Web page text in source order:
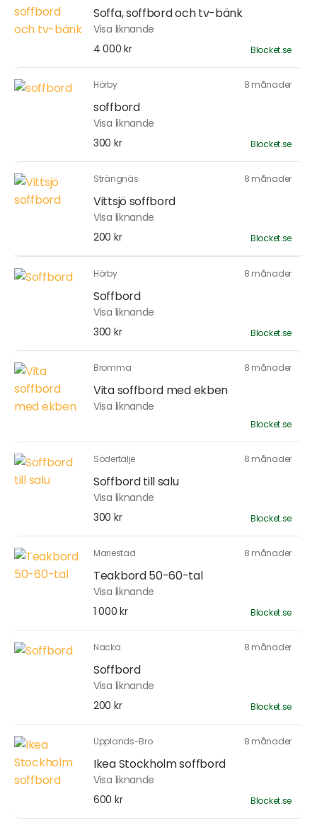
Soffa, soffbord och tv-bänk
Visa liknande
4 000 kr
Blocket.se
Hörby 8 månader
soffbord
Visa liknande
300 kr
Blocket.se
Strängnäs 8 månader
Vittsjö soffbord
Visa liknande
200 kr
Blocket.se
Hörby 8 månader
Soffbord
Visa liknande
300 kr
Blocket.se
Bromma 8 månader
Vita soffbord med ekben
Visa liknande
Blocket.se
Södertälje 8 månader
Soffbord till salu
Visa liknande
300 kr
Blocket.se
Mariestad 8 månader
Teakbord 50-60-tal
Visa liknande
1 000 kr
Blocket.se
Nacka 8 månader
Soffbord
Visa liknande
200 kr
Blocket.se
Upplands-Bro 8 månader
Ikea Stockholm soffbord
Visa liknande
600 kr
Blocket.se